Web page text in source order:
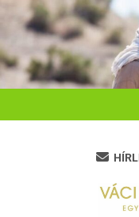
Ugrás
tartalomra